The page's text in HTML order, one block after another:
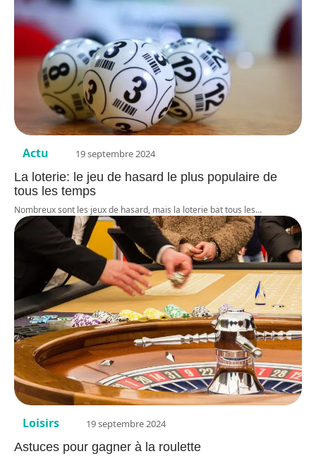
Actu 19 septembre 2024
La loterie: le jeu de hasard le plus populaire de
tous les temps
Nombreux sont les jeux de hasard, mais la loterie bat tous les…
Loisirs 19 septembre 2024
Astuces pour gagner à la roulette